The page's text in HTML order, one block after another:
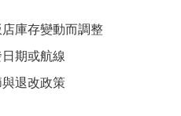
庫存變動而調整
期或航線
退改政策